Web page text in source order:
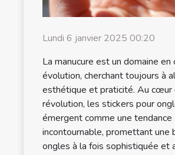
Lundi 6 janvier 2025 00:20
La manucure est un domaine en
évolution, cherchant toujours à
esthétique et praticité. Au cœur
révolution, les stickers pour
émergent comme une tendance
incontournable, promettant une
ongles à la fois sophistiquée et